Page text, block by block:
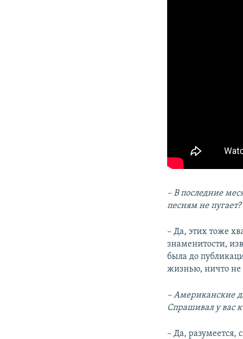
– В последние
песням не
– Да, этих тоже
знаменитости,
была до
жизнью, ничто не
– Американские
Спрашивал у вас
– Да, разумеется,